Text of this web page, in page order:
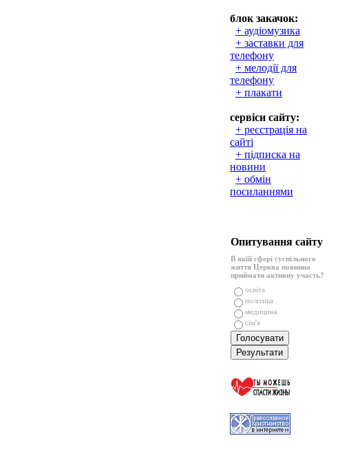
блок закачок:
+ аудіомузика
+ заставки для
телефону
+ мелодії для
телефону
+ плакати
сервіси сайту:
+ реєстрація на
сайті
+ підписка на
новини
+ обмін
посиланнями
Опитування сайту
В якій сфері суспільного
життя Церква повинна
приймати активну участь?
освіта
політика
медицина
сім'я